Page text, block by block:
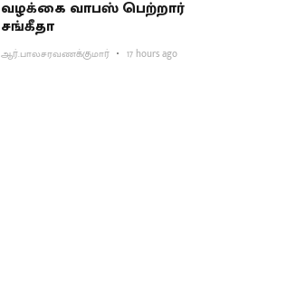
வழக்கை வாபஸ் பெற்றார்
சங்கீதா
ஆர்.பாலசரவணக்குமார் 17 hours ago